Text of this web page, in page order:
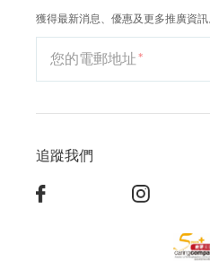
獲得最新消息、優惠及更多推廣資訊
您的電郵地址
追蹤我們